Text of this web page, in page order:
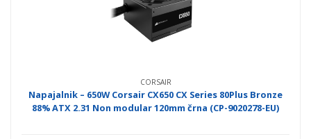
CORSAIR
Napajalnik – 650W Corsair CX650 CX Series 80Plus Bronze
88% ATX 2.31 Non modular 120mm črna (CP-9020278-EU)